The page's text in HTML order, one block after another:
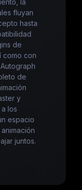
fluyan
hasta
de
como con
de
y
los
espacio
juntos.